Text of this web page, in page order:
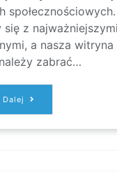
się z
a nasza witryna
zabrać…
NOWA
–
5